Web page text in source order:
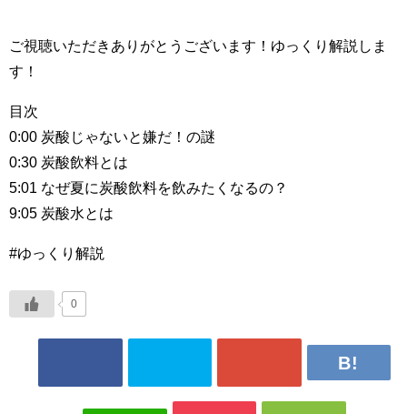
ご視聴いただきありがとうございます！ゆっくり解説しま
す！
目次
0:00 炭酸じゃないと嫌だ！の謎
0:30 炭酸飲料とは
5:01 なぜ夏に炭酸飲料を飲みたくなるの？
9:05 炭酸水とは
#ゆっくり解説
0